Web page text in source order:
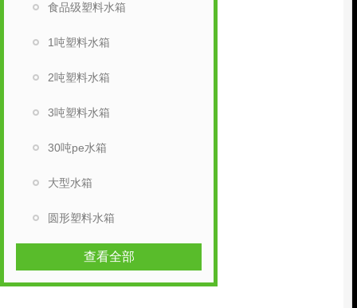
食品级塑料水箱
1吨塑料水箱
2吨塑料水箱
3吨塑料水箱
30吨pe水箱
大型水箱
圆形塑料水箱
查看全部